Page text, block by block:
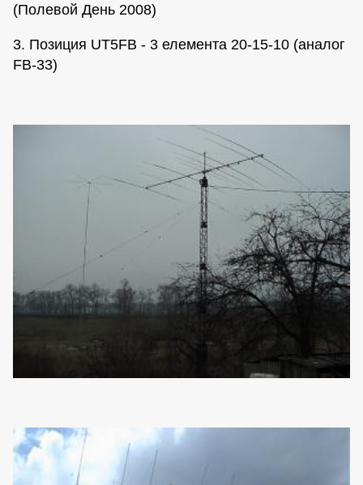
(Полевой День 2008)
3. Позиция UT5FB - 3 елемента 20-15-10 (аналог
FB-33)